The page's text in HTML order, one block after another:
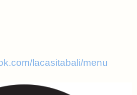
lacasitabali/menu